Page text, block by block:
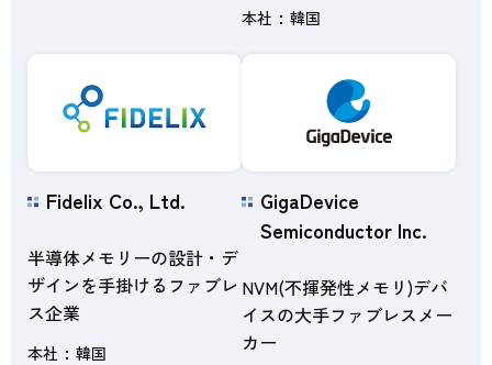
本社 韓国
Fidelix Co., Ltd.
本社 韓国
半導体メモリーの設計・デ
ザインを手掛けるファブレ
ス企業
GigaDevice
Semiconductor Inc.
NVM(不揮発性メモリ)デバ
イスの大手ファブレスメー
カー